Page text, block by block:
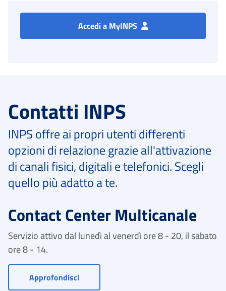
Accedi a MyINPS
Contatti INPS
INPS offre ai propri utenti differenti
opzioni di relazione grazie all'attivazione
di canali fisici, digitali e telefonici. Scegli
quello più adatto a te.
Contact Center Multicanale
Servizio attivo dal lunedì al venerdì ore 8 - 20, il sabato
ore 8 - 14.
Approfondisci- Vai a Contact Center